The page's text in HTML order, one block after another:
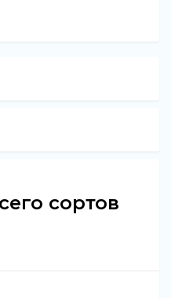
сортов